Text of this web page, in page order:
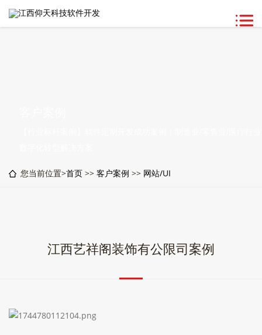
您当前位置>首页 >> 客户案例 >> 网站/UI
江西艺祥阁装饰有公限司案例